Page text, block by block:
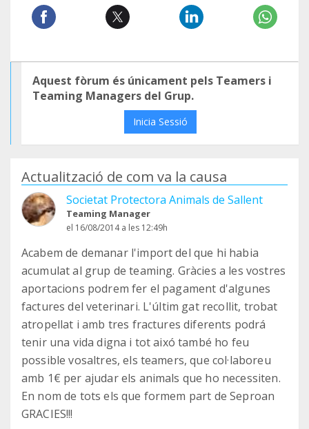
Aquest fòrum és únicament pels Teamers i
Teaming Managers del Grup.
Inicia Sessió
Actualització de com va la causa
Societat Protectora Animals de Sallent
Teaming Manager
el 16/08/2014 a les 12:49h
Acabem de demanar l'import del que hi habia
acumulat al grup de teaming. Gràcies a les vostres
aportacions podrem fer el pagament d'algunes
factures del veterinari. L'últim gat recollit, trobat
atropellat i amb tres fractures diferents podrá
tenir una vida digna i tot aixó també ho feu
possible vosaltres, els teamers, que col·laboreu
amb 1€ per ajudar els animals que ho necessiten.
En nom de tots els que formem part de Seproan
GRACIES!!!